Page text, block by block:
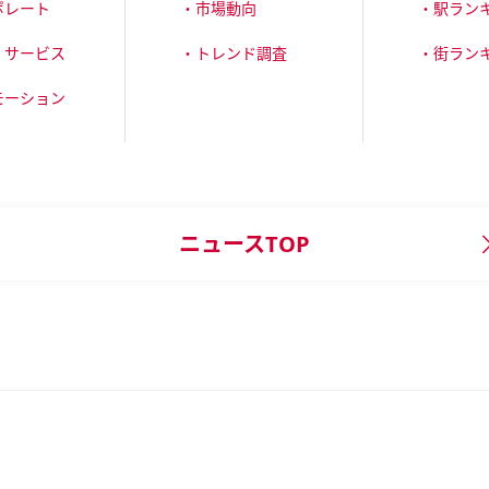
レート
サービス
ーション
・市場動向
・トレンド調査
・駅ラン
・街ラン
ニュースTOP